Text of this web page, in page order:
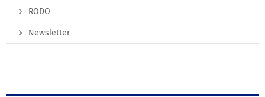
RODO
Newsletter